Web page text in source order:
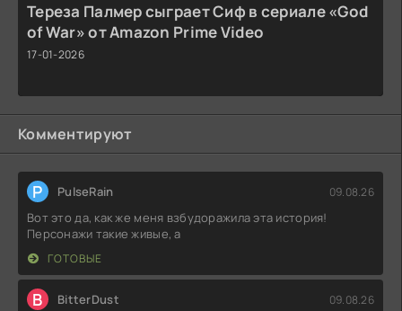
Тереза Палмер сыграет Сиф в сериале «God
of War» от Amazon Prime Video
17-01-2026
Комментируют
P PulseRain 09.08.26
Вот это да, как же меня взбудоражила эта история!
Персонажи такие живые, а
ГОТОВЫЕ
B BitterDust 09.08.26